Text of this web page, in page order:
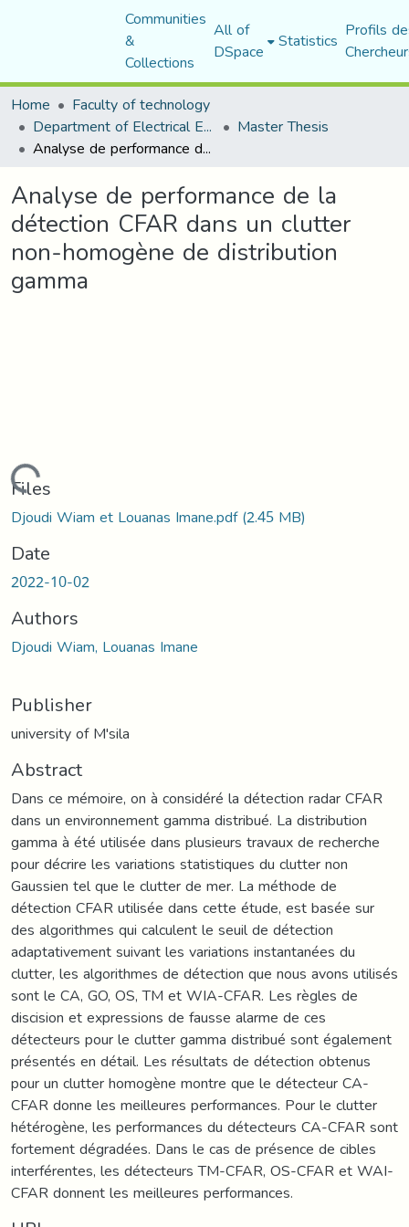
Communities
&
Collections
All of
DSpace Statistics Profils
Home
Faculty of technology
Department of Electrical Engineering Master Thesis
Analyse de performance de la détection CFAR dans un clutter non-homogène de distribution gamma
Analyse de performance de la
détection CFAR dans un clutter
non-homogène de distribution
gamma
Loading...
Files
Djoudi Wiam et Louanas Imane.pdf(2.45 MB)
Date
2022-10-02
Authors
Djoudi Wiam, Louanas Imane
Publisher
university of M'sila
Abstract
Dans ce mémoire, on à considéré la détection radar CFAR
dans un environnement gamma distribué. La distribution
gamma à été utilisée dans plusieurs travaux de recherche
pour décrire les variations statistiques du clutter non
Gaussien tel que le clutter de mer. La méthode de
détection CFAR utilisée dans cette étude, est basée sur
des algorithmes qui calculent le seuil de détection
adaptativement suivant les variations instantanées du
clutter, les algorithmes de détection que nous avons utilisés
sont le CA, GO, OS, TM et WIA-CFAR. Les règles de
discision et expressions de fausse alarme de ces
détecteurs pour le clutter gamma distribué sont également
présentés en détail. Les résultats de détection obtenus
pour un clutter homogène montre que le détecteur CA-
CFAR donne les meilleures performances. Pour le clutter
hétérogène, les performances du détecteurs CA-CFAR sont
fortement dégradées. Dans le cas de présence de cibles
interférentes, les détecteurs TM-CFAR, OS-CFAR et WAI-
CFAR donnent les meilleures performances.